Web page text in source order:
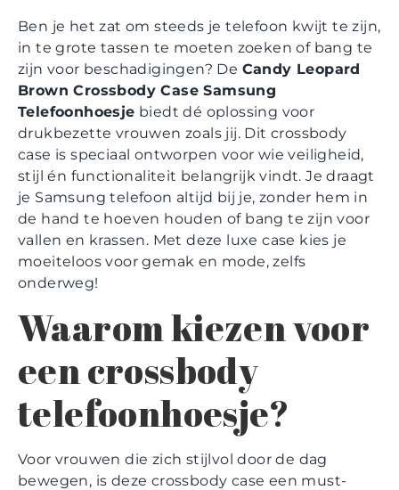
Ben je het zat om steeds je telefoon kwijt te zijn,
in te grote tassen te moeten zoeken of bang te
zijn voor beschadigingen? De Candy Leopard
Brown Crossbody Case Samsung
Telefoonhoesje biedt dé oplossing voor
drukbezette vrouwen zoals jij. Dit crossbody
case is speciaal ontworpen voor wie veiligheid,
stijl én functionaliteit belangrijk vindt. Je draagt
je Samsung telefoon altijd bij je, zonder hem in
de hand te hoeven houden of bang te zijn voor
vallen en krassen. Met deze luxe case kies je
moeiteloos voor gemak en mode, zelfs
onderweg!
Waarom kiezen voor
een crossbody
telefoonhoesje?
Voor vrouwen die zich stijlvol door de dag
bewegen, is deze crossbody case een must-